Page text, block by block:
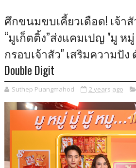
ศึกขนมขบเคี้ยวเดือด! เจ้า
“มูเก็ตติ้ง”ส่งแคมเปญ "มู ห
กรอบเจ้าสัว" เสริมความปั
Double Digit
Suthep Puangmahod 2 years ago